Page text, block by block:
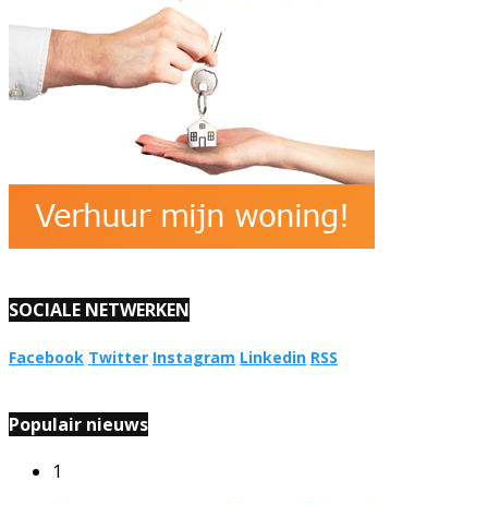
SOCIALE NETWERKEN
Facebook Twitter Instagram Linkedin RSS
Populair nieuws
1